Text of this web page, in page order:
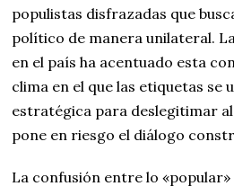
populistas disfrazadas que
político de manera unilateral.
en el país ha acentuado esta
clima en el que las etiquetas se
estratégica para deslegitimar
pone en riesgo el diálogo
La confusión entre lo «popular»